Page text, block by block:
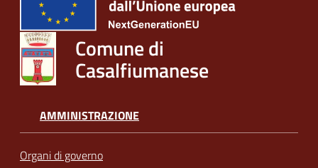
Comune di
Casalfiumanese
AMMINISTRAZIONE
Organi di governo